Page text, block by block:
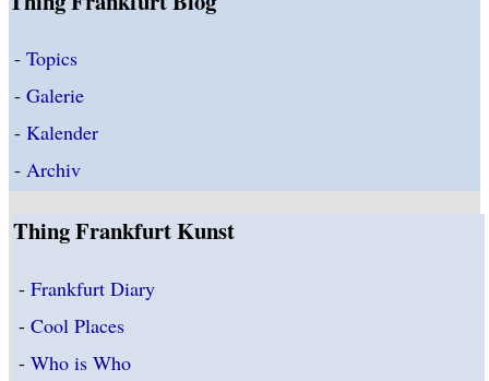
- Topics
- Galerie
- Kalender
- Archiv
Thing Frankfurt Kunst
-Frankfurt Diary
-Cool Places
-Who is Who